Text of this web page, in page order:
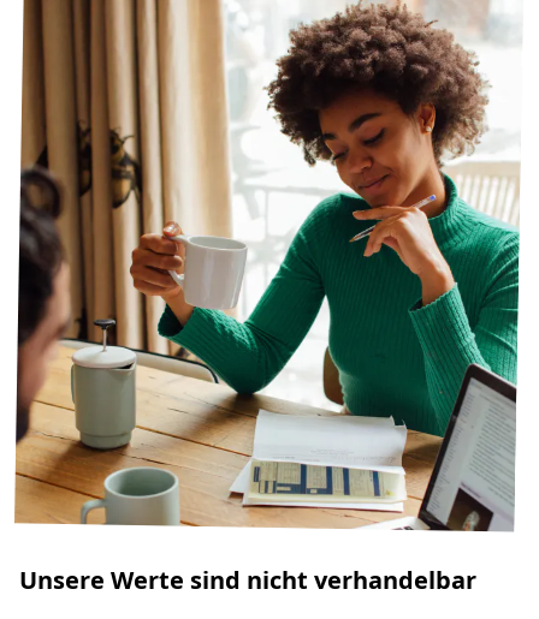
Unsere Werte sind nicht verhandelbar